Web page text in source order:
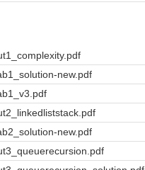
new.pdf
new.pdf